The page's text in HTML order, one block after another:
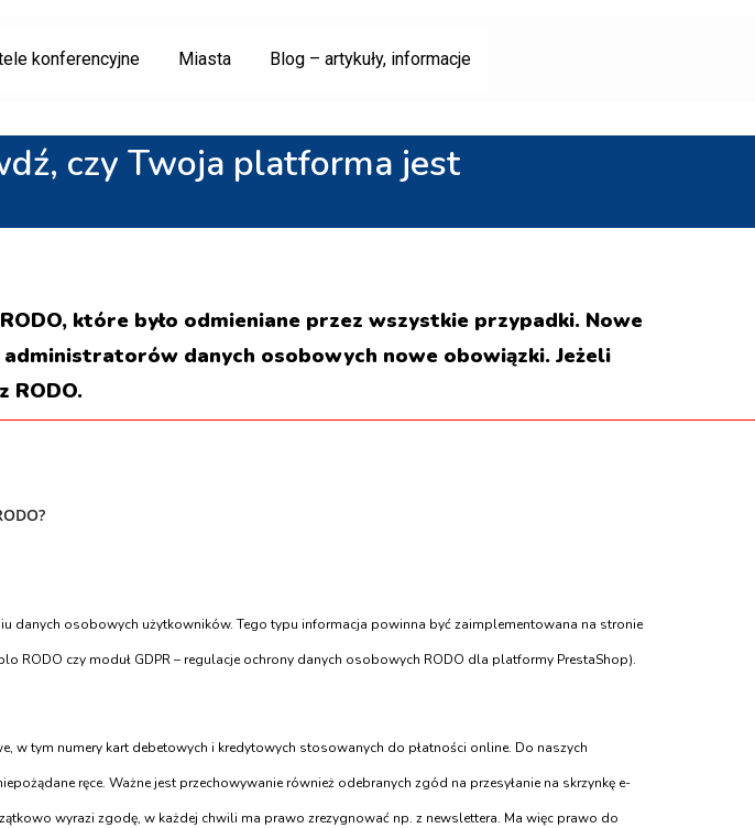
konferencyjne Miasta Blog – artykuły, informacje
czy Twoja platforma jest
które było odmieniane przez wszystkie przypadki. Nowe
danych osobowych nowe obowiązki. Jeżeli
RODO.
danych osobowych użytkowników. Tego typu informacja powinna być zaimplementowana na stronie
czy moduł GDPR – regulacje ochrony danych osobowych RODO dla platformy PrestaShop).
w tym numery kart debetowych i kredytowych stosowanych do płatności online. Do naszych
ręce. Ważne jest przechowywanie również odebranych zgód na przesyłanie na skrzynkę e-
wyrazi zgodę, w każdej chwili ma prawo zrezygnować np. z newslettera. Ma więc prawo do